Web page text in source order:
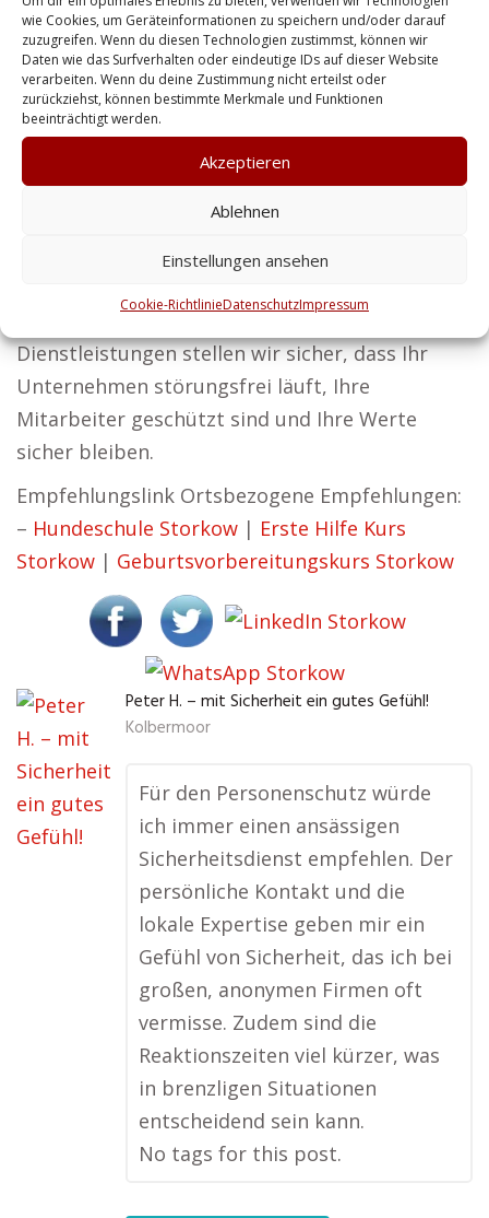
wie Cookies, um Geräteinformationen zu speichern und/oder darauf
zuzugreifen. Wenn du diesen Technologien zustimmst, können wir
Daten wie das Surfverhalten oder eindeutige IDs auf dieser Website
verarbeiten. Wenn du deine Zustimmung nicht erteilst oder
zurückziehst, können bestimmte Merkmale und Funktionen
beeinträchtigt werden.
Akzeptieren
Ablehnen
Einstellungen ansehen
Cookie-RichtlinieDatenschutzImpressum
Minique aus Storkow hat die Auffassung:
Unser Ziel ist es, Lösungen zu schaffen, die
sowohl effektiv arbeiten als auch Vertrauen
aufbauen.
Privatkunden können auf uns zählen, wenn es
um Personenschutz oder die Sicherung von
Gebäuden geht. Sicherheit schafft die
Ansatz bei Zentralschutz. Mit unseren
Dienstleistungen stellen wir sicher, dass Ihr
Unternehmen störungsfrei läuft, Ihre
Mitarbeiter geschützt sind und Ihre Werte
sicher bleiben.
Empfehlungslink Ortsbezogene Empfehlungen:
– Hundeschule Storkow | Erste Hilfe Kurs
Storkow | Geburtsvorbereitungskurs Storkow
Peter H. – mit Sicherheit ein gutes Gefühl!
Kolbermoor
Für den Personenschutz würde
ich immer einen ansässigen
Sicherheitsdienst empfehlen. Der
persönliche Kontakt und die
lokale Expertise geben mir ein
Gefühl von Sicherheit, das ich bei
großen, anonymen Firmen oft
vermisse. Zudem sind die
Reaktionszeiten viel kürzer, was
in brenzligen Situationen
entscheidend sein kann.
No tags for this post.